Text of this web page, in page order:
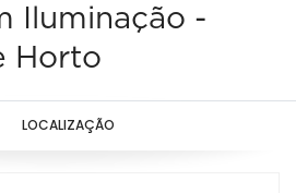
Iluminação -
Horto
LOCALIZAÇÃO